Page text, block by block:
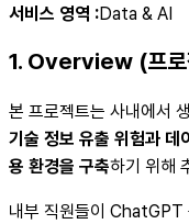
서비스 영역 :Data & AI
1. Overview (프로
본 프로젝트는 사내에서
기술 정보 유출 위험과
용 환경을 구축하기 위해
내부 직원들이 ChatGPT